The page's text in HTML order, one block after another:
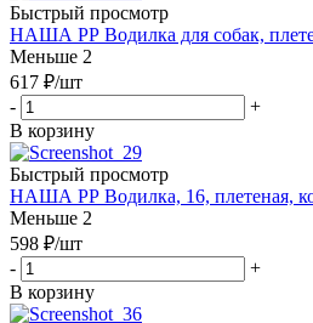
Быстрый просмотр
НАША РР Водилка для собак,
Меньше 2
617 ₽/шт
-
+
В корзину
Быстрый просмотр
НАША РР Водилка, 16, плетеная,
Меньше 2
598 ₽/шт
-
+
В корзину